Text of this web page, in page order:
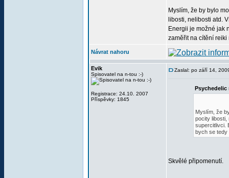
Myslím, že by bylo
libosti, nelibosti atd.
Energii je možné jak
zaměřit na cítění
Návrat nahoru
Evik
Spisovatel na n-tou :-)
Registrace: 24.10. 2007
Příspěvky: 1845
Zaslal: po září 14,
Psychedelic
Myslím, že
pocity libosti,
supercitlivci.
bych se tedy
Skvělé připomenutí.